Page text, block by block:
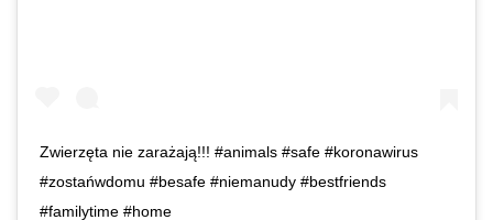
Zwierzęta nie zarażają!!! #animals #safe #koronawirus
#zostańwdomu #besafe #niemanudy #bestfriends
#familytime #home